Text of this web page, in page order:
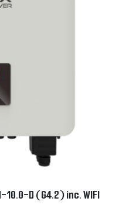
D (G4.2) inc. WIFI